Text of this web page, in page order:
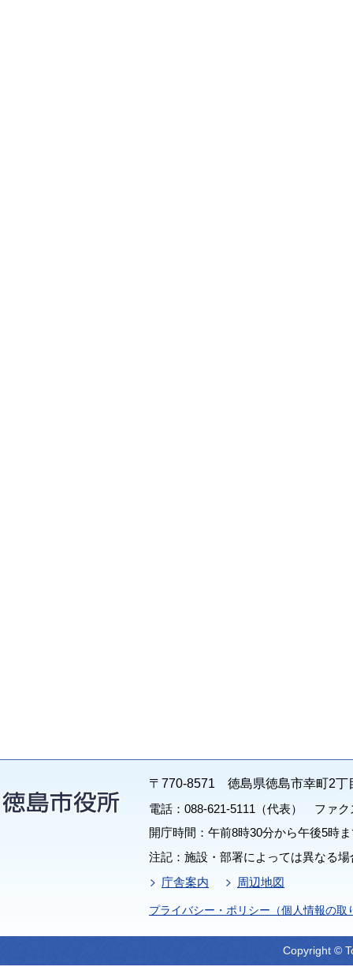
〒770-8571 徳島県徳島市幸町2丁
電話：088-621-5111（代表） ファク
開庁時間：午前8時30分から午後5時
注記：施設・部署によっては異なる
庁舎案内
周辺地図
プライバシー・ポリシー（個人情報の取
Copyright ©